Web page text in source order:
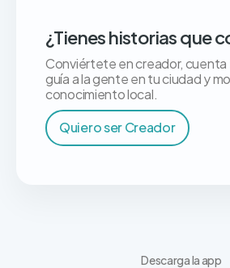
¿Tienes historias que
Conviértete en creador, cuenta
guía a la gente en tu ciudad y
conocimiento local.
Quiero ser Creador
Descarga la app